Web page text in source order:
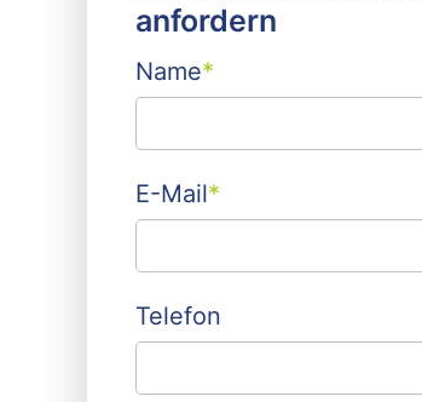
anfordern
Name*
E-Mail*
Telefon